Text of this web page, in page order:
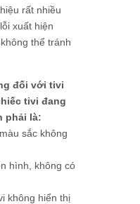
rất nhiều
xuất hiện
thể tránh
đối với tivi
tivi đang
phải là:
sắc không
hình, không có
không hiển thị